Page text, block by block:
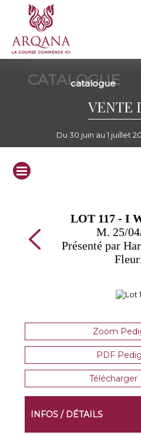
CATALOGUE
catalogue
VENTE
Du 30 juin au 1 juillet
LOT 117 - I
M. 25/
Présenté par
Zoom
PDF
Télécharger
INFOS / DÉTAILS